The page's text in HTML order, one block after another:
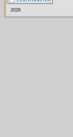
2026